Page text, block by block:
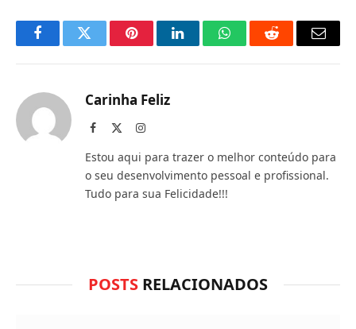
FacebookTwitter PinterestLinkedInO
WhatsApp?
Reddit
E-
Carinha Feliz
Facebook Instagram
Estou aqui para trazer o melhor conteúdo para
o seu desenvolvimento pessoal e profissional.
Tudo para sua Felicidade!!!
POSTS RELACIONADOS